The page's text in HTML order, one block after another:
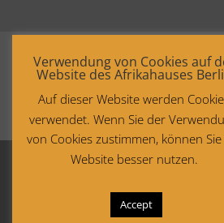
Startseite
Impressum
Facebook
Copyright © 2021 Afrika-Haus
Verwendung von Cookies auf
Website des Afrikahauses
Auf dieser Website werden
verwendet. Wenn Sie der
von Cookies zustimmen, können
Website besser nutzen.
Accept